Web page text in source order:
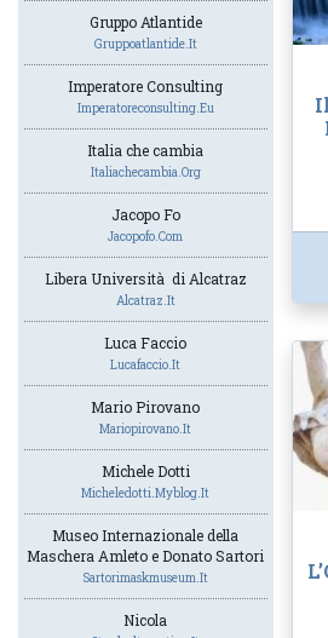
Gruppo Atlantide
Gruppoatlantide.it
Imperatore Consulting
Imperatoreconsulting.eu
Italia che cambia
Italiachecambia.org
Jacopo Fo
Jacopofo.com
Libera Università di Alcatraz
Alcatraz.it
Luca Faccio
Lucafaccio.it
Mario Pirovano
Mariopirovano.it
Michele Dotti
Micheledotti.myblog.it
Museo Internazionale della
Maschera Amleto e Donato Sartori
Sartorimaskmuseum.it
Nicola